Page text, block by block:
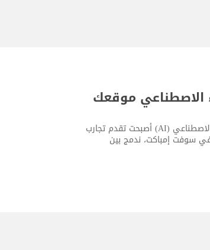
الاصطناعي موقعك
اليوم، لم يعد امتلاك موقع إلكتروني حديث كافيًا بحد ذاته. فالشركات التي تدمج تقنيات الذكاء الاصطناعي (AI) أصبحت تقدم تجارب
في سوفت إمباكت، ندمج بين